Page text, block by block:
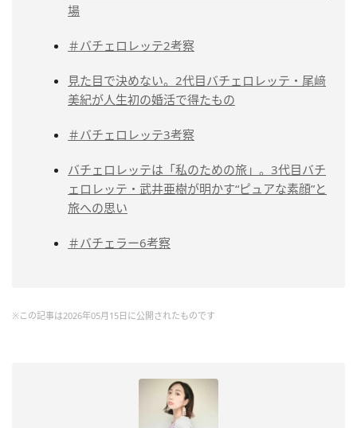
場
＃バチェロレッテ2考察
見た目で決めない。2代目バチェロレッテ・尾﨑
美紀が人生初の婚活で得たもの
＃バチェロレッテ3考察
バチェロレッテは「私のための旅」。3代目バチ
ェロレッテ・武井亜樹が明かす“ピュアな素顔”と
旅への思い
＃バチェラー6考察
※この記事は2026年05月15日に公開されたものです